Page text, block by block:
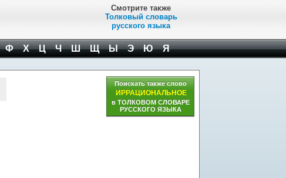
Смотрите также
Толковый словарь
русского языка
Ф Х Ц Ч Ш Щ Ы Э Ю Я
Поискать также слово
ИРРАЦИОНАЛЬНОЕ
в ТОЛКОВОМ СЛОВАРЕ
РУССКОГО ЯЗЫКА